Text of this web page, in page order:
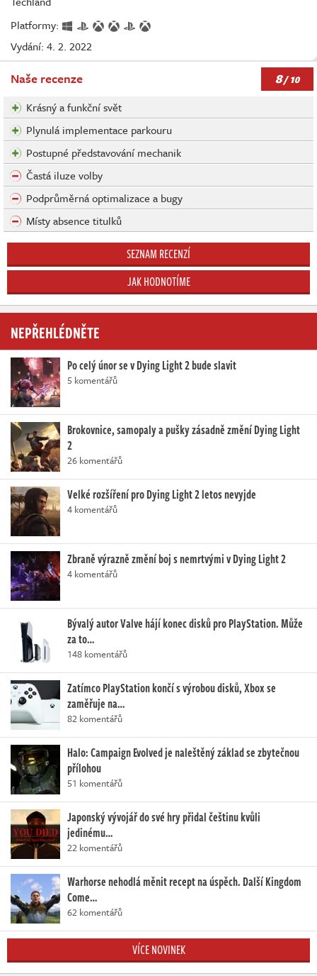
Platformy:
Vydání: 4. 2. 2022
Naše recenze 8/ 10
Krásný a funkční svět
Plynulá implementace parkouru
Postupné představování mechanik
Častá iluze volby
Podprůměrná optimalizace a bugy
Místy absence titulků
SEZNAM RECENZÍ
JAK HODNOTÍME
NEPŘEHLÉDNĚTE
Po celý únor se v Dying Light 2 bude slavit
5 komentářů
Brokovnice, samopaly a pušky zásadně změní Dying Light
2
26 komentářů
Velké rozšíření pro Dying Light 2 letos nevyjde
4 komentářů
Zbraně výrazně změní boj s nemrtvými v Dying Light 2
4 komentářů
Bývalý autor Valve hájí konec disků pro PlayStation. Může
za to…
148 komentářů
Zatímco PlayStation končí s výrobou disků, Xbox se
zaměřuje na…
82 komentářů
Halo: Campaign Evolved je naleštěný základ se zbytečnou
přílohou
51 komentářů
Japonský vývojář do své hry přidal češtinu kvůli
jedinému…
22 komentářů
Warhorse nehodlá měnit recept na úspěch. Další Kingdom
Come…
62 komentářů
VÍCE NOVINEK